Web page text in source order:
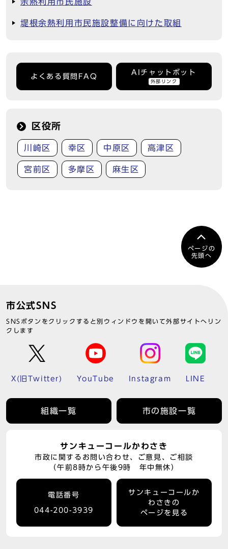
堤根余熱利用市民施設整備に向けた取組
よくある質問FAQ
AIチャットボット
外部リンク
区役所
川崎区 幸区 中原区 高津区
宮前区 多摩区 麻生区
ページの
先頭へ
市公式SNS
SNSボタンをクリックすると別ウィンドウを開いて外部サイトへリン
クします
X(旧Twitter) YouTube Instagram LINE
組織一覧 市の施設一覧
サンキューコールかわさき
市政に関するお問い合わせ、ご意見、ご相談
（午前8時から午後9時 年中無休）
電話番号
044-200-3939
サンキューコールか
わさきの
ページを見る